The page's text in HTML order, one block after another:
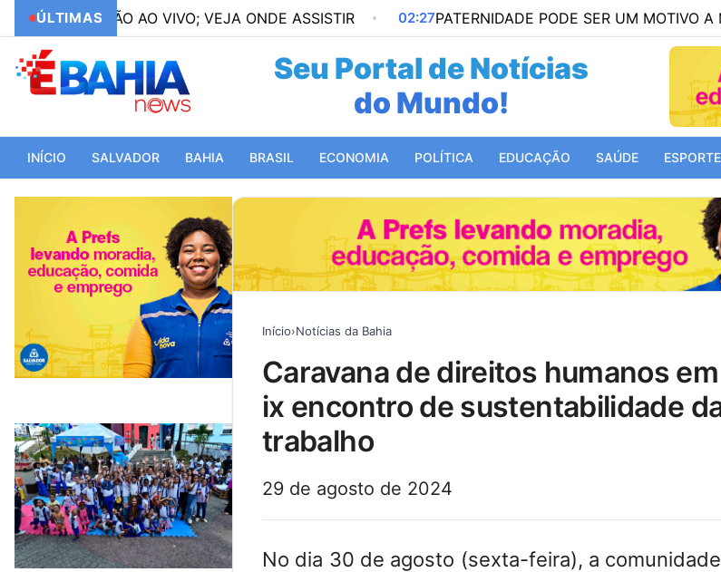
ÚLTIMAS
AO VIVO; VEJA ONDE ASSISTIR 02:27PATERNIDADE PODE SER UM MOTIVO A MAIS
Seu Portal de Notícias
da Bahia!
do Mundo!
INÍCIO SALVADOR BAHIA BRASIL ECONOMIA POLÍTICA EDUCAÇÃO SAÚDE
Início›Notícias da Bahia
caravana de direitos humanos em alagados integra
ix encontro de sustentabilidade
trabalho
29 de agosto de 2024
No dia 30 de agosto (sexta-feira), a